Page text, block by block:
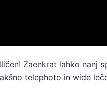
Zaenkrat lahko nanj
telephoto in wide